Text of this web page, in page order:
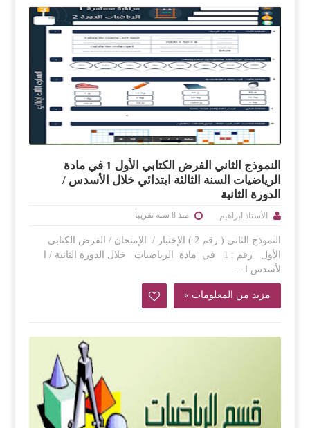
النموذج الثاني الفرض الكتابي الأول 1 في مادة
الرياضيات السنة الثالثة ابتدائي خلال الأسدس /
الدورة الثانية
الأستاذ ابراهيم منذ 8 سنه تقريبا
النموذج الثاني ( رقم 2 ) الإختبار / الإمتحان / الفرض الكتابي
الأول رقم : 1 في مادة الرياضيات خلال الدورة الثانية / ا
لأسدس ا...
مزيد من المعلومات »